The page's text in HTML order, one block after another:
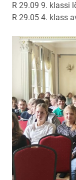
R 29.09 9. klassi
R 29.05 4. klass